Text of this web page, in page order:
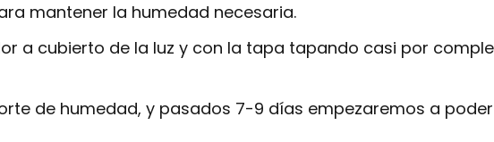
mantener la humedad necesaria.
a cubierto de la luz y con la tapa tapando casi por
de humedad, y pasados 7-9 días empezaremos a